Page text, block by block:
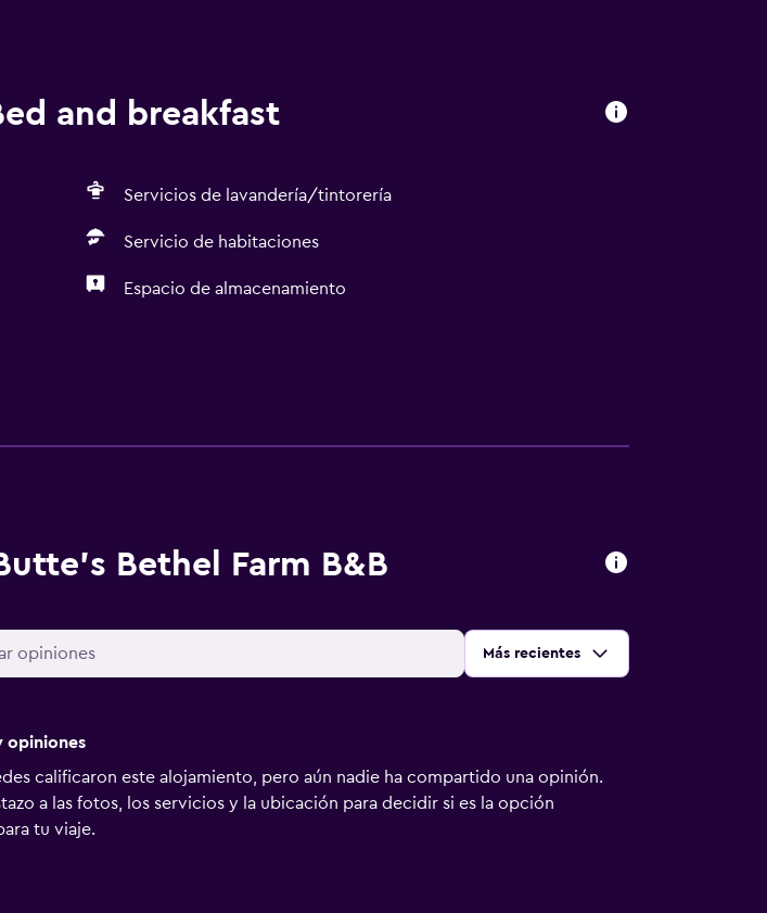
and breakfast
Servicios de lavandería/tintorería
Servicio de habitaciones
Espacio de almacenamiento
Bethel Farm B&B
Ordenar por:
Más recientes
opiniones
calificaron este alojamiento, pero aún nadie ha compartido una opinión.
a las fotos, los servicios y la ubicación para decidir si es la opción
tu viaje.